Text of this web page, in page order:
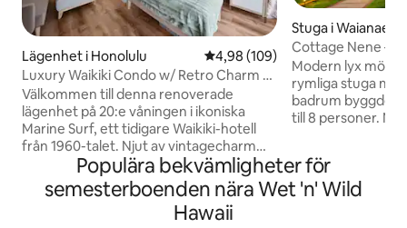
Lägenhet i Honolulu 4,98 av 5 i genomsnittligt
4,98 (109)
Luxury Waikiki Condo w/ Retro Charm &
FREE Parking
Välkommen till denna renoverade
lägenhet på 20:e våningen i ikoniska
Marine Surf, ett tidigare Waikiki-hotell
från 1960-talet. Njut av vintagecharm
med modern lyx, inklusive en delvis
havsutsikt, GRATIS underjordisk
parkering, ultrasnabbt 1 gigabit internet,
luftkonditionering och en 65" smart-TV
Stuga i Waianae
Cottage Nene –
och berg
Modern lyx möter
rymliga stuga
badrum byggdes
till 8 personer.
ut till en fullt
med den bästa
Populära bekvämligheter för
semesterboenden nära Wet 'n' Wild
Hawaii